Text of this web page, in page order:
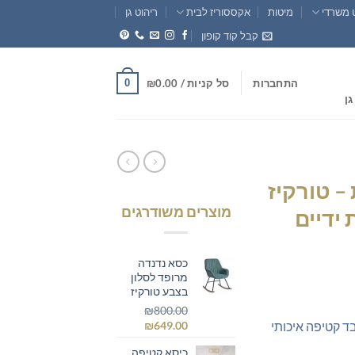
משרדי מיטות אקססוריז לבית
ריהוט גן
קבל קוד קופון
התחברות סל קניות / ₪0.00
0
טורקיז
קטיפה איכותי
מוצרים משודרגים
כסא נדנדה
מרופד לסלון
בצבע טורקיז
₪800.00
המחיר ₪649.00